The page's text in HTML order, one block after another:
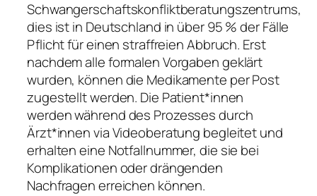
Schwangerschaftskonfliktberatungszentrums,
dies ist in Deutschland in über 95 % der Fälle
Pflicht für einen straffreien Abbruch. Erst
nachdem alle formalen Vorgaben geklärt
wurden, können die Medikamente per Post
zugestellt werden. Die Patient*innen
werden während des Prozesses durch
Ärzt*innen via Videoberatung begleitet und
erhalten eine Notfallnummer, die sie bei
Komplikationen oder drängenden
Nachfragen erreichen können.